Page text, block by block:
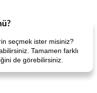
seçmek ister misiniz?
Tamamen farklı
de görebilirsiniz.